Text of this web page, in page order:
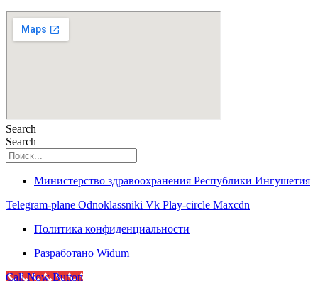
Search
Search
Министерство здравоохранения Республики Ингушетия
Telegram-plane Odnoklassniki Vk Play-circle Maxcdn
Политика конфиденциальности
Разработано Widum
Call Now Button